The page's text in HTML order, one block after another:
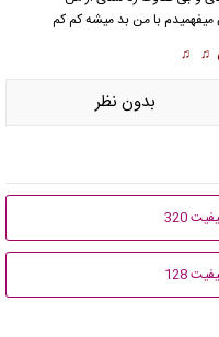
با من بد میشه کم کم
♫ ♫
بدون نظر
320
128